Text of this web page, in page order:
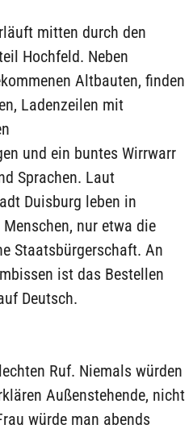
mitten durch den
Hochfeld. Neben
Altbauten, finden
Ladenzeilen mit
und ein buntes Wirrwarr
Sprachen. Laut
Duisburg leben in
nur etwa die
Staatsbürgerschaft. An
ist das Bestellen
Deutsch.
Ruf. Niemals würden
Außenstehende, nicht
würde man abends